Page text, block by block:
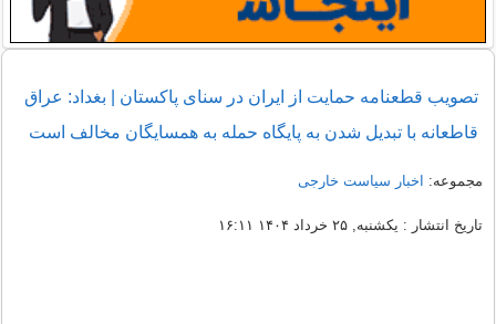
تصویب قطعنامه حمایت از ایران در سنای پاکستان | بغداد: عراق
قاطعانه با تبدیل شدن به پایگاه حمله به همسایگان مخالف است
مجموعه: اخبار سیاست خارجی
تاریخ انتشار : یکشنبه, ۲۵ خرداد ۱۴۰۴ ۱۶:۱۱